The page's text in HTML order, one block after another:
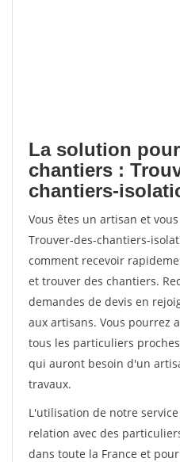
La solution
chantiers :
chantiers-
Vous êtes un artisan et
Trouver-des-chantiers-
comment recevoir
et trouver des chantiers.
demandes de devis en
aux artisans. Vous pourrez
tous les particuliers
qui auront besoin d'un
travaux.
L'utilisation de notre
relation avec des
dans toute la France et